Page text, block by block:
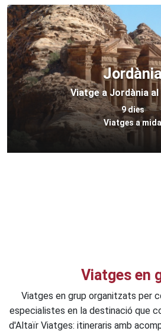
Viatge a Jordània
9 dies
Viatges a mida
Viatges en
Viatges en grup organitzats per
especialistes en la destinació que
d'Altaïr Viatges: itineraris amb